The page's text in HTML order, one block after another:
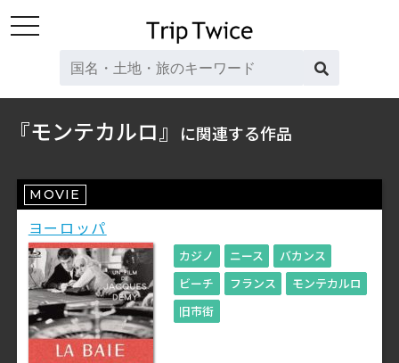
toggle
『モンテカルロ』 に関連する作品
MOVIE
ヨーロッパ
カジノ ニース
バカンス
ビーチ
フランス
モンテカルロ
旧市街